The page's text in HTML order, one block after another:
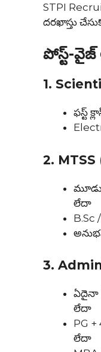
STPI
దరఖాస్తు
పోస్ట్-వైజ్
1.
ఫస్ట్
2. MTSS
లేదా
B.Sc
3.
ఏదైనా
లేదా
PG
లేదా